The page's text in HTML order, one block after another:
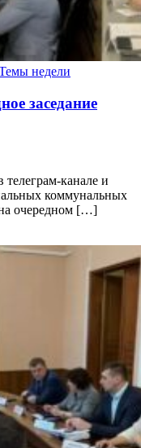
недели
заседание
телеграм-канале и
коммунальных
очередном […]